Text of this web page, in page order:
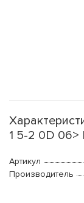
1 5-2 0D 06>
Артикул
Производитель